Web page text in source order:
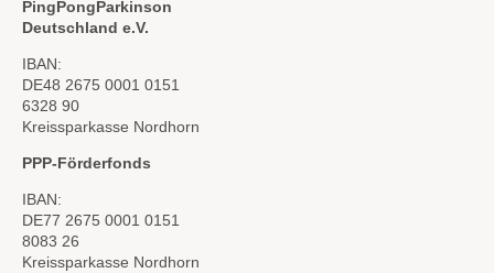
PingPongParkinson
Deutschland e.V.
IBAN:
DE48 2675 0001 0151
6328 90
Kreissparkasse Nordhorn
PPP-Förderfonds
IBAN:
DE77 2675 0001 0151
8083 26
Kreissparkasse Nordhorn